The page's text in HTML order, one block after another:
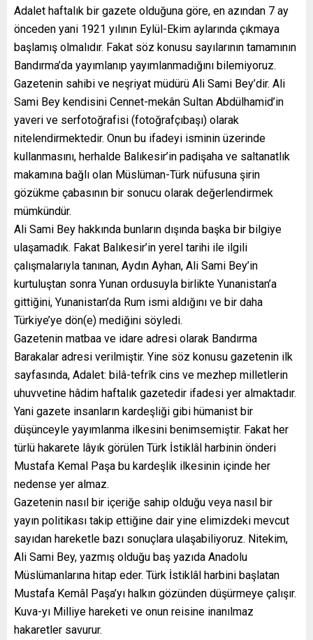
Adalet haftalık bir gazete olduğuna göre, en azından 7 ay
önceden yani 1921 yılının Eylül-Ekim aylarında çıkmaya
başlamış olmalıdır. Fakat söz konusu sayılarının tamamının
Bandırma’da yayımlanıp yayımlanmadığını bilemiyoruz.
Gazetenin sahibi ve neşriyat müdürü Ali Sami Bey’dir. Ali
Sami Bey kendisini Cennet-mekân Sultan Abdülhamid’in
yaveri ve serfotoğrafisi (fotoğrafçıbaşı) olarak
nitelendirmektedir. Onun bu ifadeyi isminin üzerinde
kullanmasını, herhalde Balıkesir’in padişaha ve saltanatlık
makamına bağlı olan Müslüman-Türk nüfusuna şirin
gözükme çabasının bir sonucu olarak değerlendirmek
mümkündür.
Ali Sami Bey hakkında bunların dışında başka bir bilgiye
ulaşamadık. Fakat Balıkesir’in yerel tarihi ile ilgili
çalışmalarıyla tanınan, Aydın Ayhan, Ali Sami Bey’in
kurtuluştan sonra Yunan ordusuyla birlikte Yunanistan’a
gittiğini, Yunanistan’da Rum ismi aldığını ve bir daha
Türkiye’ye dön(e) mediğini söyledi.
Gazetenin matbaa ve idare adresi olarak Bandırma
Barakalar adresi verilmiştir. Yine söz konusu gazetenin ilk
sayfasında, Adalet: bilâ-tefrîk cins ve mezhep milletlerin
uhuvvetine hâdim haftalık gazetedir ifadesi yer almaktadır.
Yani gazete insanların kardeşliği gibi hümanist bir
düşünceyle yayımlanma ilkesini benimsemiştir. Fakat her
türlü hakarete lâyık görülen Türk İstiklâl harbinin önderi
Mustafa Kemal Paşa bu kardeşlik ilkesinin içinde her
nedense yer almaz.
Gazetenin nasıl bir içeriğe sahip olduğu veya nasıl bir
yayın politikası takip ettiğine dair yine elimizdeki mevcut
sayıdan hareketle bazı sonuçlara ulaşabiliyoruz. Nitekim,
Ali Sami Bey, yazmış olduğu baş yazıda Anadolu
Müslümanlarına hitap eder. Türk İstiklâl harbini başlatan
Mustafa Kemâl Paşa’yı halkın gözünden düşürmeye çalışır.
Kuva-yı Milliye hareketi ve onun reisine inanılmaz
hakaretler savurur.